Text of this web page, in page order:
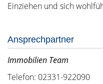
Einziehen und sich
Ansprechpartner
Immobilien Team
Telefon: 02331-922090